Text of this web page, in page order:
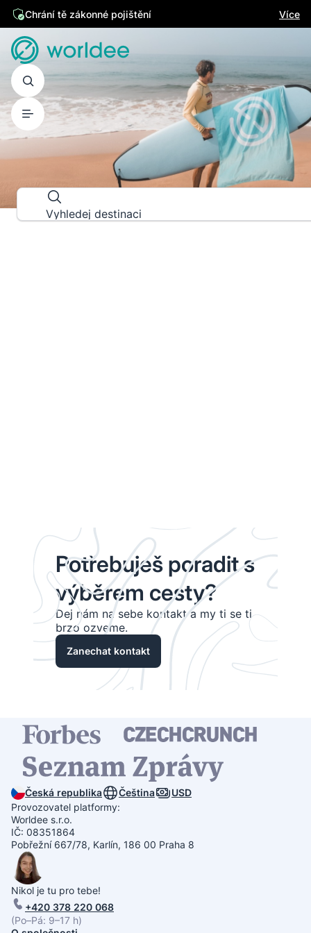
Chrání tě zákonné pojištění Více
PRŮVODCE DESTINACEMI
Prozkoumej svět do posledního
Vyhledej destinaci
Potřebuješ poradit s
výběrem cesty?
Dej nám na sebe kontakt a my ti se ti
brzo ozveme.
Zanechat kontakt
Česká republika Čeština
USD
Provozovatel platformy:
Worldee s.r.o.
IČ: 08351864
Pobřežní 667/78, Karlín, 186 00 Praha 8
Nikol je tu pro tebe!
+420 378 220 068
(Po–Pá: 9–17 h)